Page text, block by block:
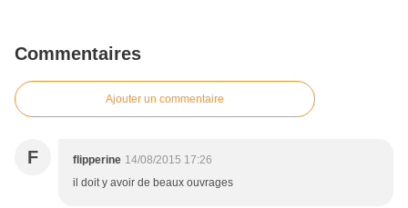
Commentaires
Ajouter un commentaire
F flipperine 14/08/2015 17:26
il doit y avoir de beaux ouvrages